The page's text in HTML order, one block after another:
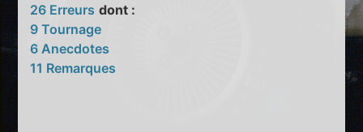
26 Erreurs dont :
9 Tournage
6 Anecdotes
11 Remarques